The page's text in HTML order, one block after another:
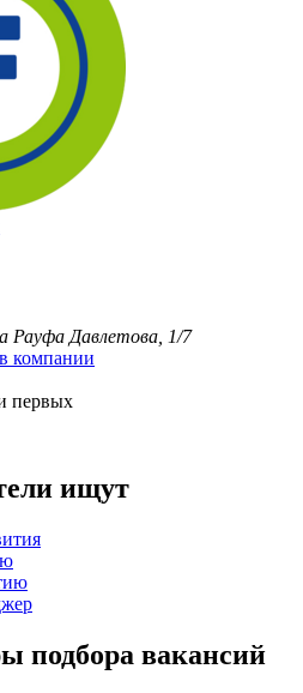
Рауфа Давлетова, 1/7
компании
первых
ищут
подбора вакансий